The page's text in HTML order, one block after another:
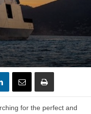
for the perfect and